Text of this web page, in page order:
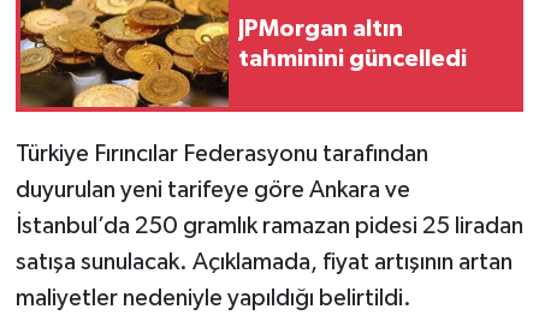
JPMorgan altın
tahminini güncelledi
Türkiye Fırıncılar Federasyonu tarafından
duyurulan yeni tarifeye göre Ankara ve
İstanbul’da 250 gramlık ramazan pidesi 25 liradan
satışa sunulacak. Açıklamada, fiyat artışının artan
maliyetler nedeniyle yapıldığı belirtildi.